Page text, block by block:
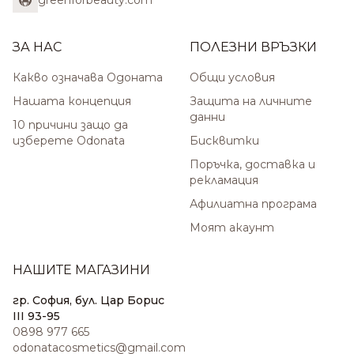
ЗА НАС
Какво означава Одоната
Нашата концепция
10 причини защо да
изберете Odonata
ПОЛЕЗНИ ВРЪЗКИ
Общи условия
Защита на личните
данни
Бисквитки
Поръчка, доставка и
рекламация
Афилиатна програма
Моят акаунт
НАШИТЕ МАГАЗИНИ
гр. София, бул. Цар Борис
III 93-95
0898 977 665
odonatacosmetics@gmail.com